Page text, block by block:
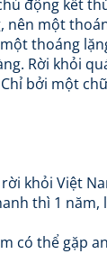
động kết
nên một
thoáng
Rời khỏi
bởi một
khỏi Việt
thì 1 năm,
có thể gặp